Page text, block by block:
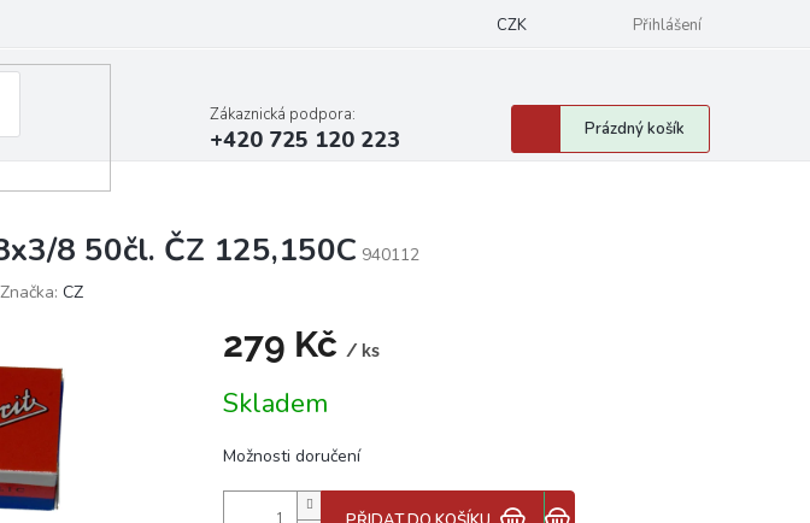
protokol CZK Přihlášení
Zákaznická podpora:
+420 725 120 223
Nákupní
košík
Prázdný košík
8 50čl. ČZ 125,150C 940112
Značka: CZ
279 Kč / ks
cena:
Skladem
Možnosti doručení